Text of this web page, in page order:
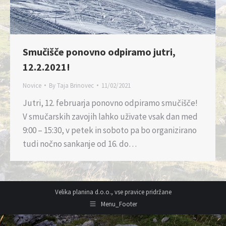
Smučišče ponovno odpiramo jutri,
12.2.2021!
Novice ByTaja Brinovec 11/02/2021
Jutri, 12. februarja ponovno odpiramo smučišče!
V smučarskih zavojih lahko uživate vsak dan med
9:00 – 15:30, v petek in soboto pa bo organizirano
tudi nočno sankanje od 16. do…
Velika planina d.o.o., vse pravice pridržane
Menu_Footer